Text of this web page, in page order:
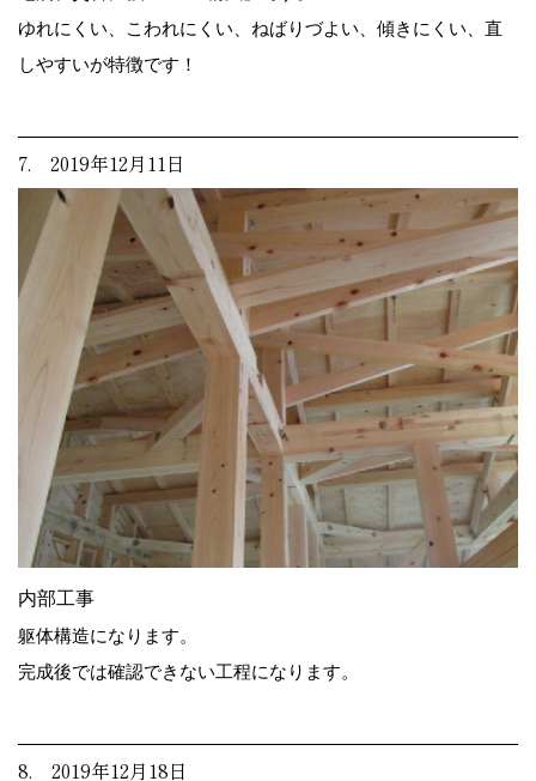
ゆれにくい、こわれにくい、ねばりづよい、傾きにくい、直
しやすいが特徴です！
7. 2019年12月11日
内部工事
躯体構造になります。
完成後では確認できない工程になります。
8. 2019年12月18日